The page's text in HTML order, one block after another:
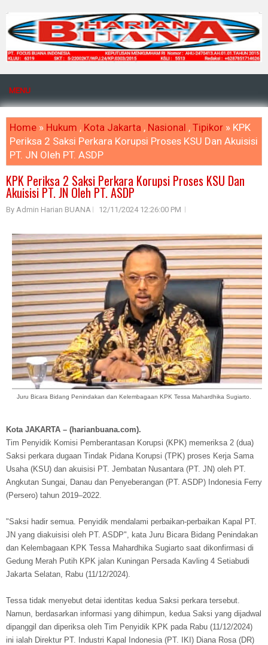
MENU
Home » Hukum , Kota Jakarta , Nasional , Tipikor » KPK
Periksa 2 Saksi Perkara Korupsi Proses KSU Dan Akuisisi
PT. JN Oleh PT. ASDP
KPK Periksa 2 Saksi Perkara Korupsi Proses KSU Dan
Akuisisi PT. JN Oleh PT. ASDP
By Admin Harian BUANA 12/11/2024 12:26:00 PM
Juru Bicara Bidang Penindakan dan Kelembagaan KPK Tessa Mahardhika Sugiarto.
Kota JAKARTA – (harianbuana.com).
Tim Penyidik Komisi Pemberantasan Korupsi (KPK) memeriksa 2 (dua)
Saksi perkara dugaan Tindak Pidana Korupsi (TPK) proses Kerja Sama
Usaha (KSU) dan akuisisi PT. Jembatan Nusantara (PT. JN) oleh PT.
Angkutan Sungai, Danau dan Penyeberangan (PT. ASDP) Indonesia Ferry
(Persero) tahun 2019–2022.
"Saksi hadir semua. Penyidik mendalami perbaikan-perbaikan Kapal PT.
JN yang diakuisisi oleh PT. ASDP", kata Juru Bicara Bidang Penindakan
dan Kelembagaan KPK Tessa Mahardhika Sugiarto saat dikonfirmasi di
Gedung Merah Putih KPK jalan Kuningan Persada Kavling 4 Setiabudi
Jakarta Selatan, Rabu (11/12/2024).
Tessa tidak menyebut detai identitas kedua Saksi perkara tersebut.
Namun, berdasarkan informasi yang dihimpun, kedua Saksi yang dijadwal
dipanggil dan diperiksa oleh Tim Penyidik KPK pada Rabu (11/12/2024)
ini ialah Direktur PT. Industri Kapal Indonesia (PT. IKI) Diana Rosa (DR)